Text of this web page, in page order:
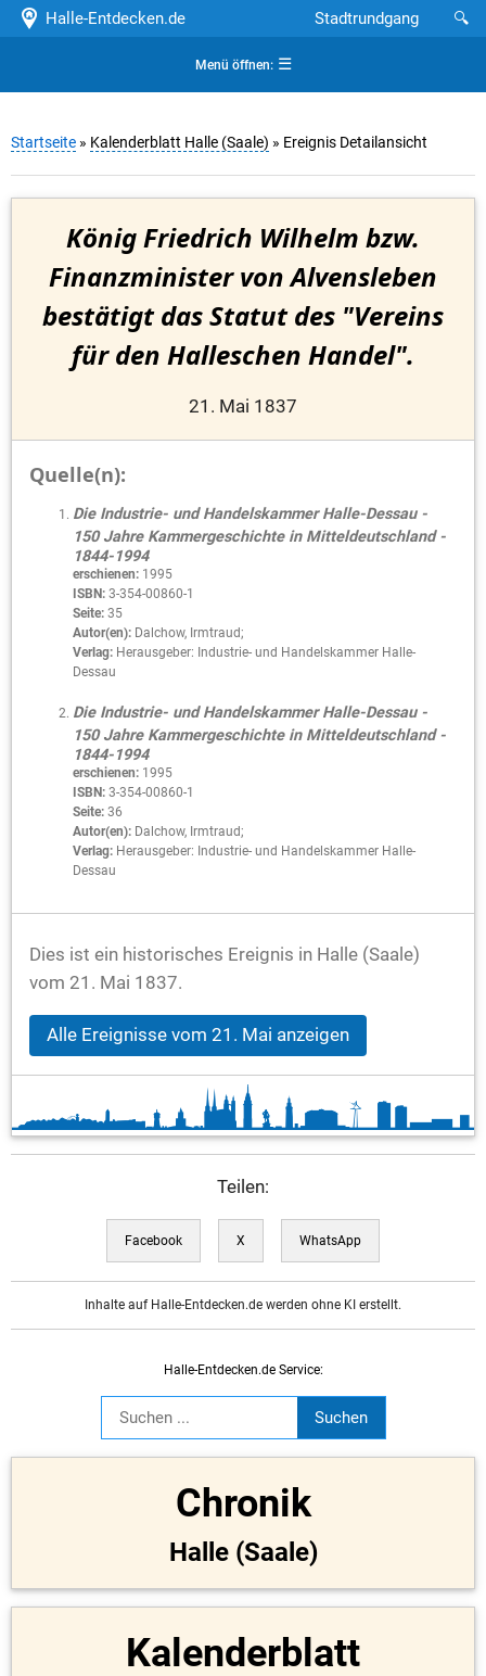
Halle-Entdecken.de 🔍
Stadtrundgang
Menü öffnen:☰
Startseite » Kalenderblatt Halle (Saale) » Ereignis Detailansicht
König Friedrich Wilhelm bzw.
Finanzminister von Alvensleben
bestätigt das Statut des "Vereins
für den Halleschen Handel".
21. Mai 1837
Quelle(n):
Die Industrie- und Handelskammer Halle-Dessau -
150 Jahre Kammergeschichte in Mitteldeutschland -
1844-1994
erschienen: 1995
ISBN: 3-354-00860-1
Seite: 35
Autor(en): Dalchow, Irmtraud;
Verlag: Herausgeber: Industrie- und Handelskammer Halle-
Dessau
Die Industrie- und Handelskammer Halle-Dessau -
150 Jahre Kammergeschichte in Mitteldeutschland -
1844-1994
erschienen: 1995
ISBN: 3-354-00860-1
Seite: 36
Autor(en): Dalchow, Irmtraud;
Verlag: Herausgeber: Industrie- und Handelskammer Halle-
Dessau
Dies ist ein historisches Ereignis in Halle (Saale)
vom 21. Mai 1837.
Alle Ereignisse vom 21. Mai anzeigen
Teilen:
Facebook X WhatsApp
Inhalte auf Halle-Entdecken.de werden ohne KI erstellt.
Halle-Entdecken.de Service:
Chronik
Halle (Saale)
Kalenderblatt